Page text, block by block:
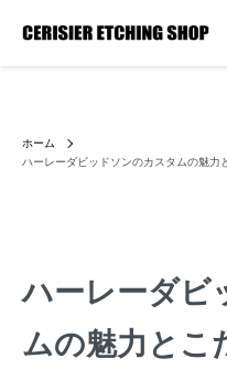
ホーム
ハーレーダビッドソンのカスタムの魅力
ハーレーダビ
ムの魅力とこ